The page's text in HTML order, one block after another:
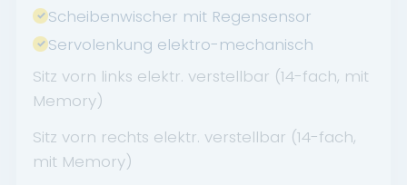
Scheibenwischer mit Regensensor
Servolenkung elektro-mechanisch
Sitz vorn links elektr. verstellbar (14-fach, mit
Memory)
Sitz vorn rechts elektr. verstellbar (14-fach,
mit Memory)